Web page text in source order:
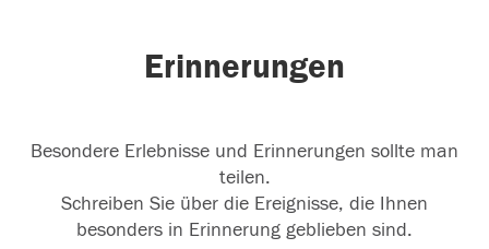
Erinnerungen
Besondere Erlebnisse und Erinnerungen sollte man
teilen.
Schreiben Sie über die Ereignisse, die Ihnen
besonders in Erinnerung geblieben sind.